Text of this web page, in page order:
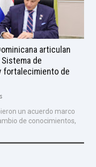
articulan
de
fortalecimiento de
un acuerdo marco
de conocimientos,